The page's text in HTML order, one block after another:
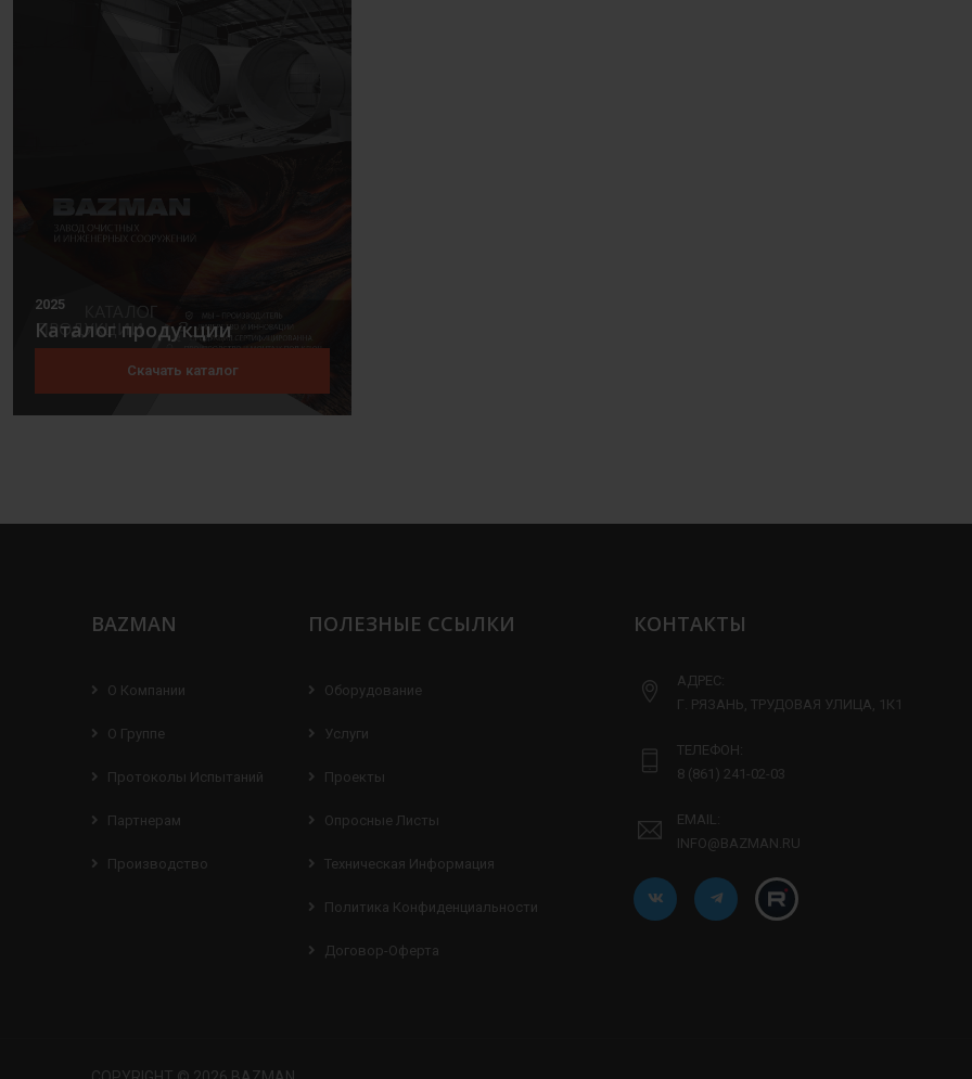
2025
Каталог продукции
Скачать каталог
BAZMAN
О Компании
О Группе
Протоколы Испытаний
Партнерам
Производство
ПОЛЕЗНЫЕ ССЫЛКИ
Оборудование
Услуги
Проекты
Опросные Листы
Техническая Информация
Политика Конфиденциальности
Договор-Оферта
КОНТАКТЫ
АДРЕС:
Г. РЯЗАНЬ, ТРУДОВАЯ УЛИЦА, 1К1
ТЕЛЕФОН:
8 (861) 241-02-03
EMAIL:
INFO@BAZMAN.RU